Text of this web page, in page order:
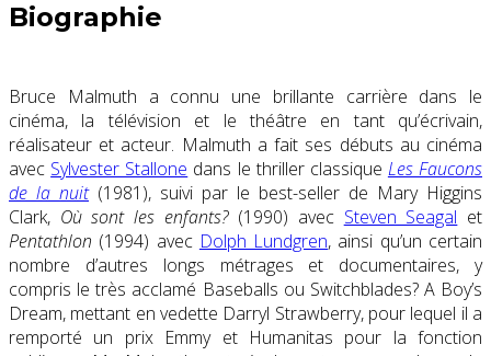
Biographie
Bruce Malmuth a connu une brillante carrière dans le
cinéma, la télévision et le théâtre en tant qu’écrivain,
réalisateur et acteur. Malmuth a fait ses débuts au cinéma
avec Sylvester Stallone dans le thriller classique Les Faucons
de la nuit(1981), suivi par le best-seller de Mary Higgins
Clark, Où sont les enfants?(1990) avec Steven Seagal et
Pentathlon (1994) avec Dolph Lundgren, ainsi qu’un certain
nombre d’autres longs métrages et documentaires, y
compris le très acclamé Baseballs ou Switchblades? A Boy’s
Dream, mettant en vedette Darryl Strawberry, pour lequel il a
remporté un prix Emmy et Humanitas pour la fonction